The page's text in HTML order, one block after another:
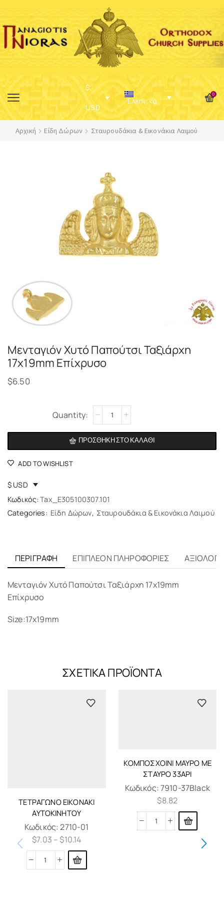
$
USD
Ελληνικά
0
Αρχική Είδη Δώρων Σταυρουδάκια & Εικονάκια Λαιμού
Μενταγιόν Χυτό Παπούτσι Ταξιάρχη
17x19mm Επίχρυσο
$6.50
ΠΡΟΣΘΉΚΗ ΣΤΟ ΚΑΛΆΘΙ
Alternative:
ADD TO WISHLIST
$ USD
Κωδικός: Tax_E305100307.101
Categories: Είδη Δώρων, Σταυρουδάκια & Εικονάκια Λαιμού
ΠΕΡΙΓΡΑΦΉ ΕΠΙΠΛΈΟΝ ΠΛΗΡΟΦΟΡΊΕΣ
Μενταγιόν Χυτό Παπούτσι Ταξιάρχη 17x19mm
Επίχρυσο
Size:17x19mm
ΣΧΕΤΙΚΆ ΠΡΟΪΌΝΤΑ
ΤΕΤΡΆΓΩΝΟ ΕΙΚΟΝΆΚΙ
ΑΥΤΟΚΙΝΉΤΟΥ
Κωδικός:2710-01
$7.03 – $10.14
ΚΟΜΠΟΣΧΟΊΝΙ ΜΑΎΡΟ ΜΕ
ΣΤΑΥΡΌ 33ΑΡΙ
Κωδικός:7910-37Black
$8.82